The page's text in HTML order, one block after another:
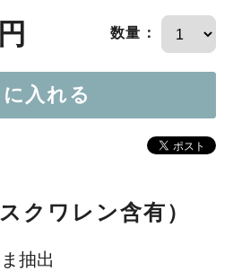
数量：
クワレン含有）
抽出